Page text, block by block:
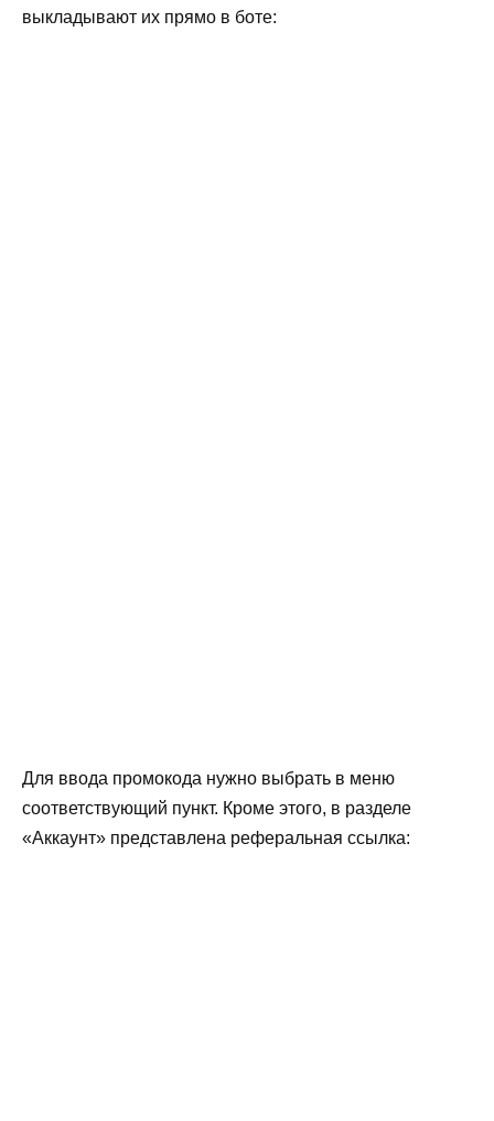
выкладывают их прямо в боте:
Для ввода промокода нужно выбрать в меню
соответствующий пункт. Кроме этого, в разделе
«Аккаунт» представлена реферальная ссылка: